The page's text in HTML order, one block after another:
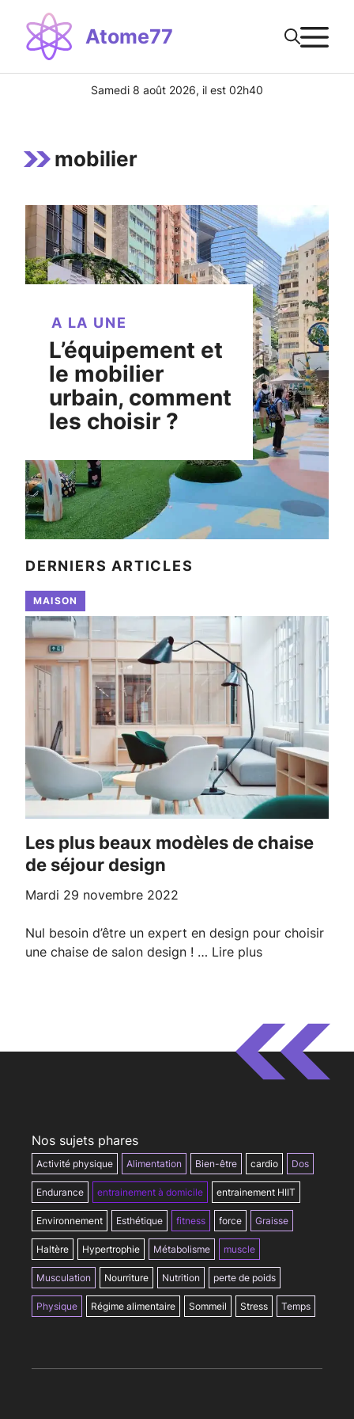
contenu
Atome77
Samedi 8 août 2026, il est 02h40
mobilier
A LA UNE
L’équipement et
le mobilier
urbain, comment
les choisir ?
DERNIERS ARTICLES
MAISON
Les plus beaux modèles de chaise
de séjour design
mardi 29 novembre 2022
Nul besoin d’être un expert en design pour choisir
une chaise de salon design ! … Lire plus
Nos sujets phares
Activité physique Alimentation Bien-être cardio Dos
Endurance entrainement à domicile entrainement HIIT
Environnement Esthétique fitness force Graisse
Haltère Hypertrophie Métabolisme muscle
Musculation Nourriture Nutrition perte de poids
Physique Régime alimentaire Sommeil Stress Temps